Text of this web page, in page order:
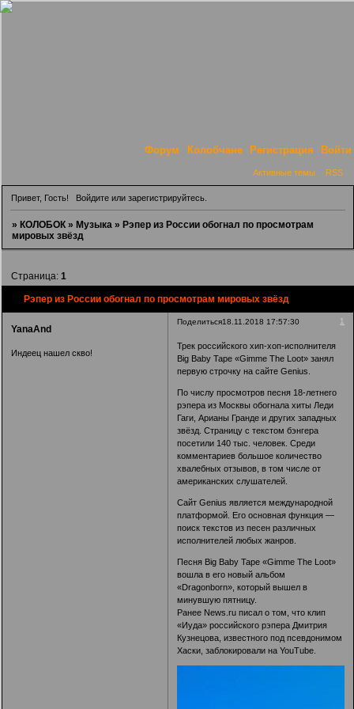
Форум Колобчане Регистрация Войти
Активные темы RSS
Привет, Гость! Войдитеили зарегистрируйтесь.
»КОЛОБОК »Музыка »Рэпер из России обогнал по просмотрам
мировых звёзд
Рэпер из России обогнал по просмотрам мировых звёзд
Страница:1
Поделиться 1
18.11.2018 17:57:30
YanaAnd
Индеец нашел скво!
Трек российского хип-хоп-исполнителя
Big Baby Tape «Gimme The Loot» занял
первую строчку на сайте Genius.
По числу просмотров песня 18-летнего
рэпера из Москвы обогнала хиты Леди
Гаги, Арианы Гранде и других западных
звёзд. Страницу с текстом бэнгера
посетили 140 тыс. человек. Среди
комментариев большое количество
хвалебных отзывов, в том числе от
американских слушателей.
Сайт Genius является международной
платформой. Его основная функция —
поиск текстов из песен различных
исполнителей любых жанров.
Песня Big Baby Tape «Gimme The Loot»
вошла в его новый альбом
«Dragonborn», который вышел в
минувшую пятницу.
Ранее News.ru писал о том, что клип
«Иуда» российского рэпера Дмитрия
Кузнецова, известного под псевдонимом
Хаски, заблокировали на YouTube.